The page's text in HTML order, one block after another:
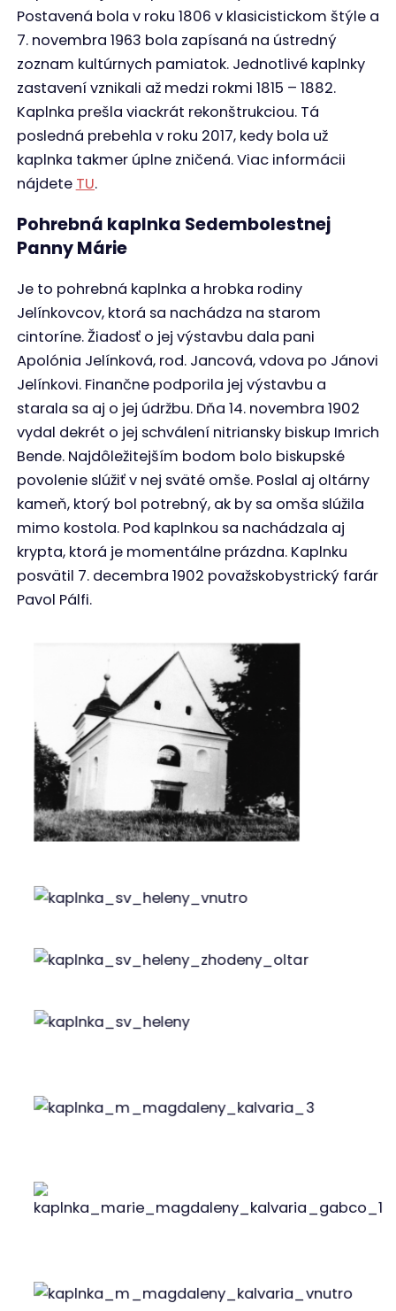
povolenie slúžiť v nej sväté omše. Poslal aj oltárny
kameň, ktorý bol potrebný, ak by sa omša slúžila
mimo kostola. Pod kaplnkou sa nachádzala aj
krypta, ktorá je momentálne prázdna. Kaplnku
posvätil 7. decembra 1902 považskobystrický farár
Pavol Pálfi.
Kapnka sv. Heleny, r. 1969, foto Belás
Kaplnka sv. Heleny
Kaplnka sv. Heleny, zdroj: Belás
Kaplnka sv. Heleny a časť sídliska Rozkvet v
roku 1987. Autor: Ambróz Gabčo
Kaplnka sv. Márie Magdalény 80. roky, foto:
A. Gabčo
Kaplnka sv. Márie Magdalény 80. roky, foto:
A. Gabčo
Márie
Prícestné kaplnky
Bola postavená v roku 1741 grófom Pavlom
Kaplnka stála pred kostolom až do roku 1941, kedy
bola pri rekonštrukcii považskobystrického
nájsť dodnes.